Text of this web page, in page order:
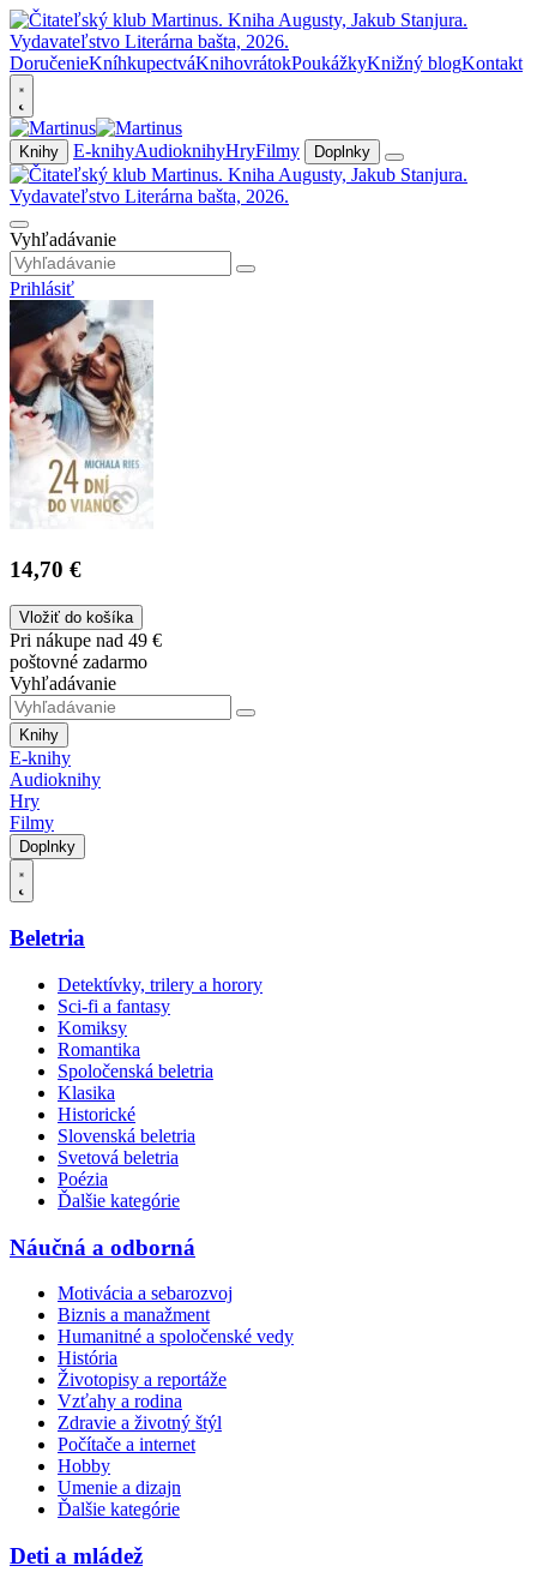
DoručenieKníhkupectváKnihovrátokPoukážkyKnižný blogKontakt
Knihy E-knihyAudioknihyHryFilmy Doplnky
Vyhľadávanie
Prihlásiť
14,70 €
Vložiť do košíka
Pri nákupe nad 49 €
poštovné zadarmo
Vyhľadávanie
Knihy
E-knihy
Audioknihy
Hry
Filmy
Doplnky
Beletria
Detektívky, trilery a horory
Sci-fi a fantasy
Komiksy
Romantika
Spoločenská beletria
Klasika
Historické
Slovenská beletria
Svetová beletria
Poézia
Ďalšie kategórie
Náučná a odborná
Motivácia a sebarozvoj
Biznis a manažment
Humanitné a spoločenské vedy
História
Životopisy a reportáže
Vzťahy a rodina
Zdravie a životný štýl
Počítače a internet
Hobby
Umenie a dizajn
Ďalšie kategórie
Deti a mládež